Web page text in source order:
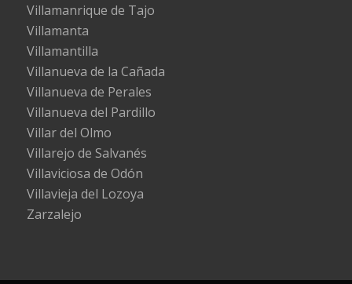
Villamanrique de Tajo
Villamanta
Villamantilla
Villanueva de la Cañada
Villanueva de Perales
Villanueva del Pardillo
Villar del Olmo
Villarejo de Salvanés
Villaviciosa de Odón
Villavieja del Lozoya
Zarzalejo